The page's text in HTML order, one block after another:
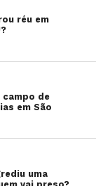
réu em
de
em São
uma